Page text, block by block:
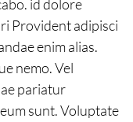
id dolore
Provident adipisci
enim alias.
nemo. Vel
pariatur
sunt. Voluptate